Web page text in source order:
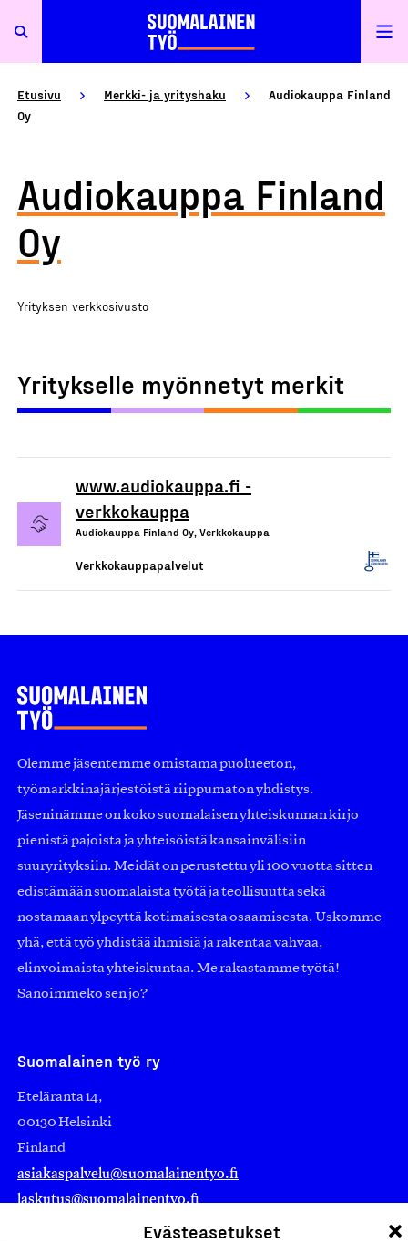
Evästeasetukset
Etusivu Merkki- ja yrityshaku
Audiokauppa Finland
Oy
Audiokauppa Finland
Oy
Yrityksen verkkosivusto
Yritykselle myönnetyt merkit
www.audiokauppa.fi -
verkkokauppa
Audiokauppa Finland Oy, Verkkokauppa
Verkkokauppapalvelut
Olemme jäsentemme omistama puolueeton,
työmarkkinajärjestöistä riippumaton yhdistys.
Jäseninämme on koko suomalaisen yhteiskunnan kirjo
pienistä pajoista ja yhteisöistä kansainvälisiin
suuryrityksiin. Meidät on perustettu yli 100 vuotta sitten
edistämään suomalaista työtä ja teollisuutta sekä
nostamaan ylpeyttä kotimaisesta osaamisesta. Uskomme
yhä, että työ yhdistää ihmisiä ja rakentaa vahvaa,
elinvoimaista yhteiskuntaa. Me rakastamme työtä!
Sanoimmeko sen jo?
Suomalainen työ ry
Eteläranta 14,
00130 Helsinki
Finland
asiakaspalvelu@suomalainentyo.fi
laskutus@suomalainentyo.fi